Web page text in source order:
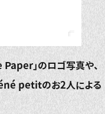
」のロゴ写真や、
petitのお2人による